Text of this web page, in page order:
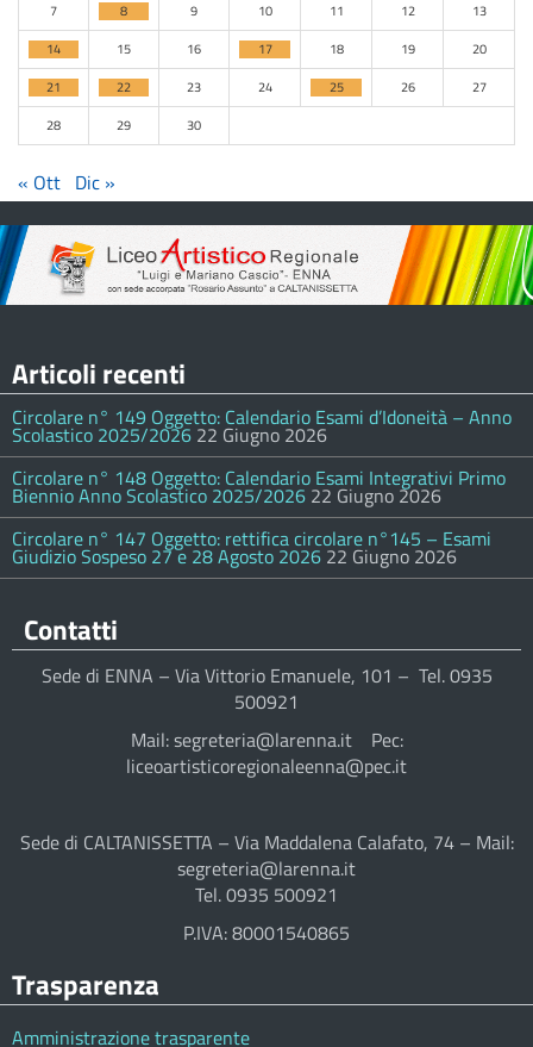
7
8 9 10 11 12
13
14
15 16 17 18 19
20
21
22 23 24 25 26
27
28
29 30
« Ott Dic »
Articoli recenti
Circolare n° 149 Oggetto: Calendario Esami d’Idoneità – Anno
Scolastico 2025/2026 22 Giugno 2026
Circolare n° 148 Oggetto: Calendario Esami Integrativi Primo
Biennio Anno Scolastico 2025/2026 22 Giugno 2026
Circolare n° 147 Oggetto: rettifica circolare n°145 – Esami
Giudizio Sospeso 27 e 28 Agosto 2026 22 Giugno 2026
Contatti
Sede di ENNA – Via Vittorio Emanuele, 101 – Tel. 0935
500921
Mail: segreteria@larenna.it Pec:
liceoartisticoregionaleenna@pec.it
Sede di CALTANISSETTA – Via Maddalena Calafato, 74 – Mail:
segreteria@larenna.it
Tel. 0935 500921
P.IVA: 80001540865
Trasparenza
Amministrazione trasparente